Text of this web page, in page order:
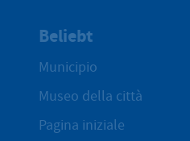
Beliebt
Municipio
Museo della città
Pagina iniziale